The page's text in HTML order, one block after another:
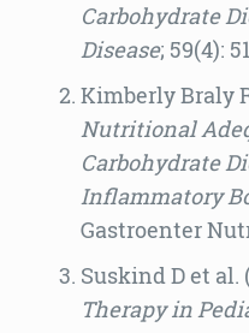
Carbohydrate
Disease; 59(4):
Kimberly Braly
Nutritional
Carbohydrate
Inflammatory
Gastroenter
Suskind D et al.
Therapy in